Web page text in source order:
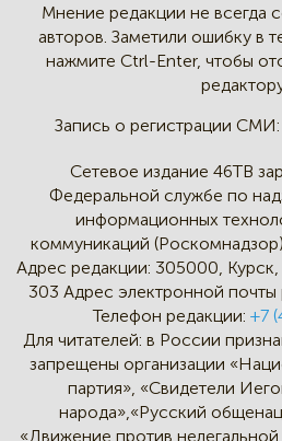
Мнение редакции не всегда
авторов. Заметили ошибку в
нажмите Ctrl-Enter, чтобы
Запись о регистрации СМИ:
Сетевое издание 46ТВ
Федеральной службе по
информационных
коммуникаций (Роскомнадзор)
Адрес редакции: 305000,
303 Адрес электронной почты
Телефон редакции: +7
Для читателей: в России
запрещены организации
партия», «Свидетели
народа»,«Русский
«Движение против